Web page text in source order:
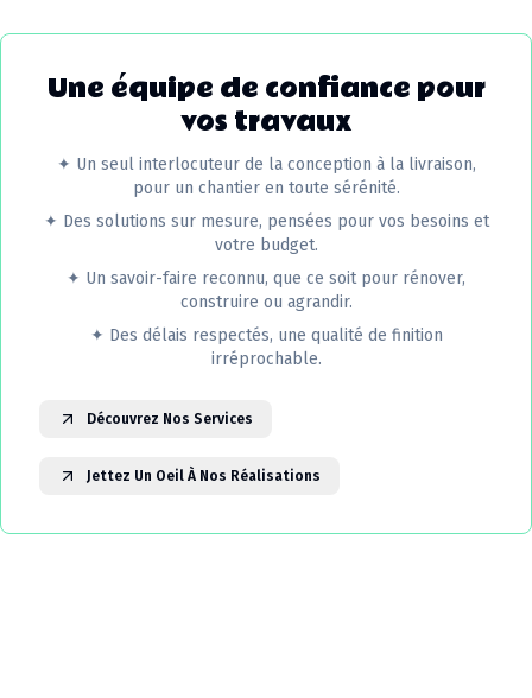
Une équipe de confiance pour
vos travaux
✦ Un seul interlocuteur de la conception à la livraison,
pour un chantier en toute sérénité.
✦ Des solutions sur mesure, pensées pour vos besoins et
votre budget.
✦ Un savoir-faire reconnu, que ce soit pour rénover,
construire ou agrandir.
✦ Des délais respectés, une qualité de finition
irréprochable.
Découvrez Nos Services
Jettez Un Oeil À Nos Réalisations